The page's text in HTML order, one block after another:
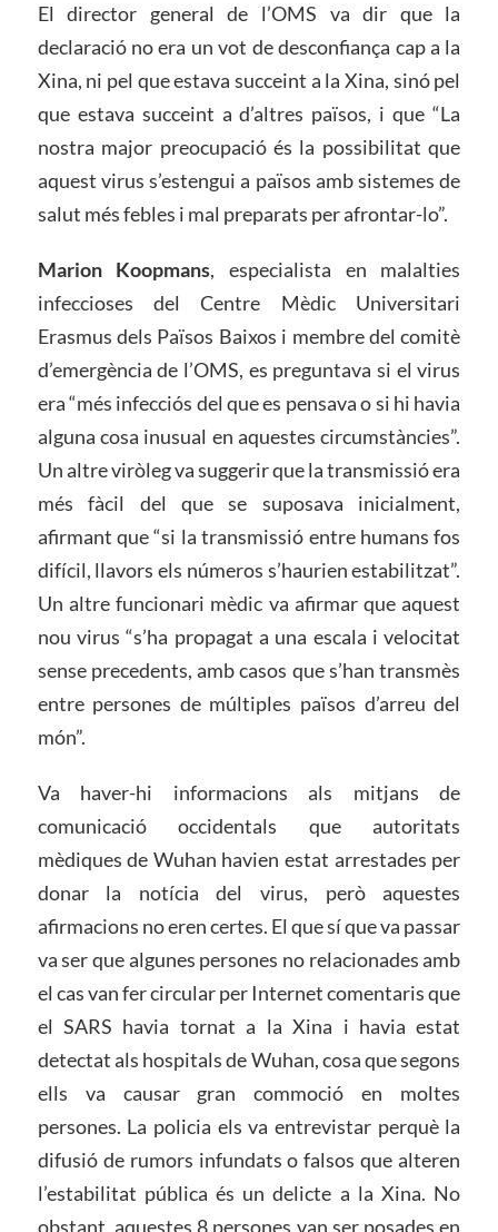
El director general de l’OMS va dir que la
declaració no era un vot de desconfiança cap a la
Xina, ni pel que estava succeint a la Xina, sinó pel
que estava succeint a d’altres països, i que “La
nostra major preocupació és la possibilitat que
aquest virus s’estengui a països amb sistemes de
salut més febles i mal preparats per afrontar-lo”.
Marion Koopmans, especialista en malalties
infeccioses del Centre Mèdic Universitari
Erasmus dels Països Baixos i membre del comitè
d’emergència de l’OMS, es preguntava si el virus
era “més infecciós del que es pensava o si hi havia
alguna cosa inusual en aquestes circumstàncies”.
Un altre viròleg va suggerir que la transmissió era
més fàcil del que se suposava inicialment,
afirmant que “si la transmissió entre humans fos
difícil, llavors els números s’haurien estabilitzat”.
Un altre funcionari mèdic va afirmar que aquest
nou virus “s’ha propagat a una escala i velocitat
sense precedents, amb casos que s’han transmès
entre persones de múltiples països d’arreu del
món”.
Va haver-hi informacions als mitjans de
comunicació occidentals que autoritats
mèdiques de Wuhan havien estat arrestades per
donar la notícia del virus, però aquestes
afirmacions no eren certes. El que sí que va passar
va ser que algunes persones no relacionades amb
el cas van fer circular per Internet comentaris que
el SARS havia tornat a la Xina i havia estat
detectat als hospitals de Wuhan, cosa que segons
ells va causar gran commoció en moltes
persones. La policia els va entrevistar perquè la
difusió de rumors infundats o falsos que alteren
l’estabilitat pública és un delicte a la Xina. No
obstant, aquestes 8 persones van ser posades en